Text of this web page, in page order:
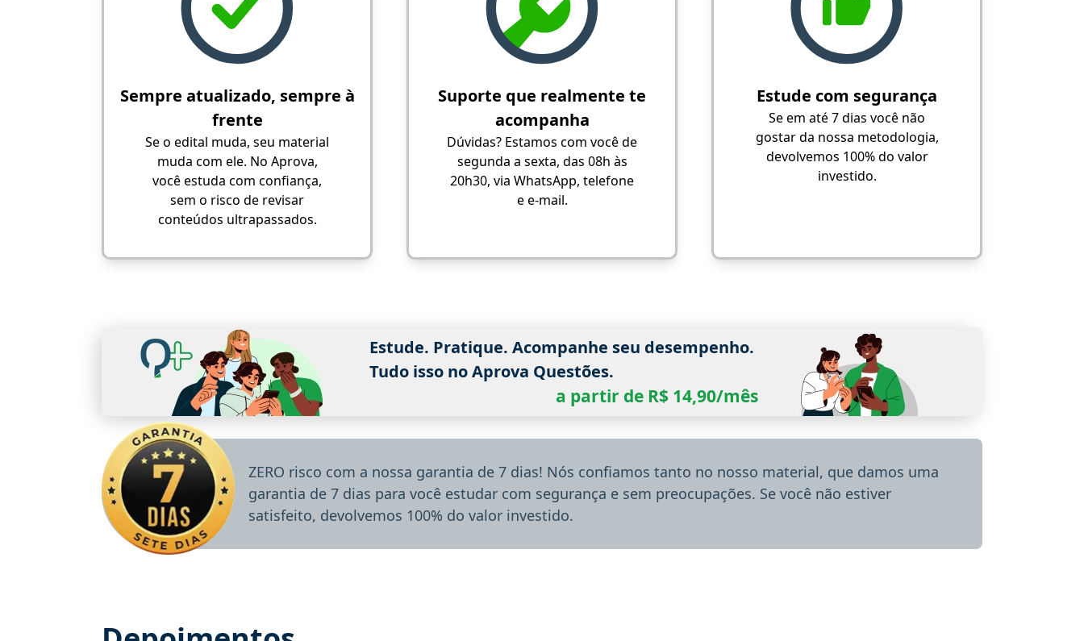
Sempre atualizado, sempre à
frente
Se o edital muda, seu material
muda com ele. No Aprova,
você estuda com confiança,
sem o risco de revisar
conteúdos ultrapassados.
Suporte que realmente te
acompanha
Dúvidas? Estamos com você de
segunda a sexta, das 08h às
20h30, via WhatsApp, telefone
e e-mail.
Estude com segurança
Se em até 7 dias você não
gostar da nossa metodologia,
devolvemos 100% do valor
investido.
Estude. Pratique. Acompanhe seu desempenho.
Tudo isso no Aprova Questões.
a partir de R$ 14,90/mês
ZERO risco com a nossa garantia de 7 dias! Nós confiamos tanto no nosso material, que damos uma
garantia de 7 dias para você estudar com segurança e sem preocupações. Se você não estiver
satisfeito, devolvemos 100% do valor investido.